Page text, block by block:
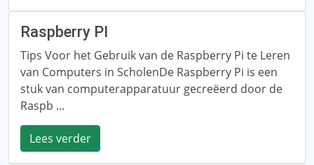
Raspberry PI
Tips Voor het Gebruik van de Raspberry Pi te Leren
van Computers in ScholenDe Raspberry Pi is een
stuk van computerapparatuur gecreëerd door de
Raspb ...
Lees verder